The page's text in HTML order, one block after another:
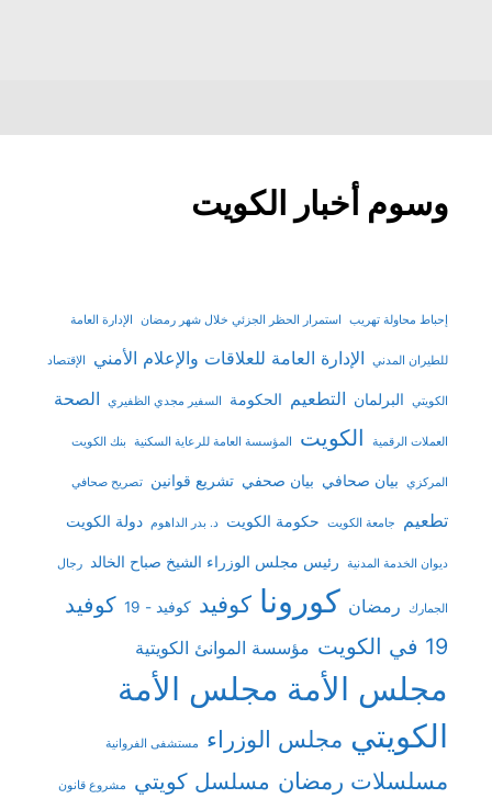
وسوم أخبار الكويت
إحباط محاولة تهريب استمرار الحظر الجزئي خلال شهر رمضان الإدارة العامة
للطيران المدني الإدارة العامة للعلاقات والإعلام الأمني الإقتصاد
الكويتي البرلمان التطعيم الحكومة السفير مجدي الظفيري الصحة
العملات الرقمية الكويت المؤسسة العامة للرعاية السكنية بنك الكويت
المركزي بيان صحافي بيان صحفي تشريع قوانين تصريح صحافي
تطعيم جامعة الكويت حكومة الكويت د. بدر الداهوم دولة الكويت
ديوان الخدمة المدنية رئيس مجلس الوزراء الشيخ صباح الخالد رجال
الجمارك رمضان كورونا كوفيد كوفيد - 19
كوفيد
19 في الكويت
مؤسسة الموانئ الكويتية
مجلس الأمة مجلس الأمة
الكويتي مجلس الوزراء مستشفى الفروانية
مسلسلات رمضان مسلسل كويتي مشروع قانون